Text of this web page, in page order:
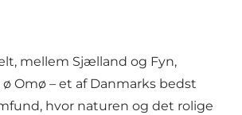
mellem Sjælland og Fyn,
ø Omø – et af Danmarks bedst
hvor naturen og det rolige